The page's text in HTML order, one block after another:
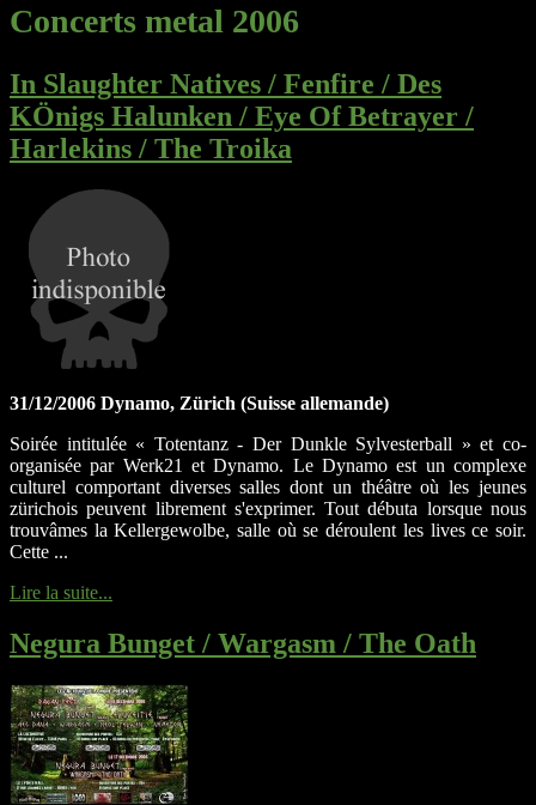
Concerts metal 2006
In Slaughter Natives / Fenfire / Des
KÖnigs Halunken / Eye Of Betrayer /
Harlekins / The Troika
31/12/2006 Dynamo, Zürich (Suisse allemande)
Soirée intitulée « Totentanz - Der Dunkle Sylvesterball » et co-
organisée par Werk21 et Dynamo. Le Dynamo est un complexe
culturel comportant diverses salles dont un théâtre où les jeunes
zürichois peuvent librement s'exprimer. Tout débuta lorsque nous
trouvâmes la Kellergewolbe, salle où se déroulent les lives ce soir.
Cette ...
Lire la suite...
Negura Bunget / Wargasm / The Oath